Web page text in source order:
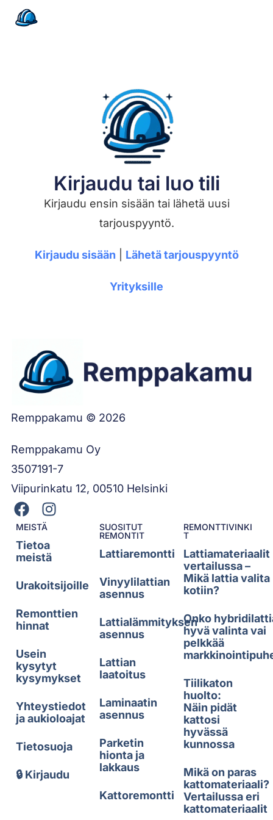
Kirjaudu tai luo tili
Kirjaudu ensin sisään tai lähetä uusi
tarjouspyyntö.
Kirjaudu sisään Lähetä tarjouspyyntö
Yrityksille
Remppakamu © 2026
Remppakamu Oy
3507191-7
Viipurinkatu 12, 00510 Helsinki
MEISTÄ
Tietoa
meistä
Urakoitsijoille
Remonttien
hinnat
Usein
kysytyt
kysymykset
Yhteystiedot
ja aukioloajat
Tietosuoja
🔒 Kirjaudu
SUOSITUT
REMONTIT
Lattiaremontti
Vinyylilattian
asennus
Lattialämmityksen
asennus
Lattian
laatoitus
Laminaatin
asennus
Parketin
hionta ja
lakkaus
Kattoremontti
REMONTTIVINKI
T
Lattiamateriaalit
vertailussa –
Mikä lattia valita
kotiin?
Onko
hyvä valinta vai
pelkkää
Tiilikaton
huolto:
Näin pidät
kattosi
hyvässä
kunnossa
Mikä on paras
kattomateriaali?
Vertailussa eri
kattomateriaalit